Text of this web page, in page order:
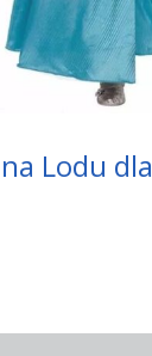
Lodu dla